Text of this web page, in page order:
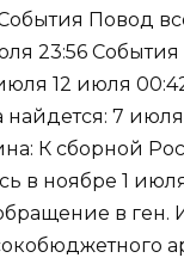
События Повод
23:56
12 июля
найдется: 7
К сборной
в ноябре 1 июля
в ген.